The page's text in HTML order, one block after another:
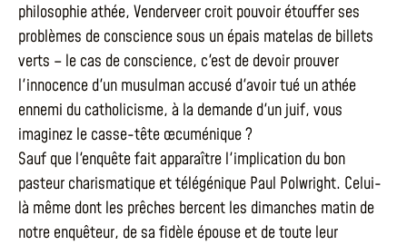
philosophie athée, Venderveer croit pouvoir étouffer ses
problèmes de conscience sous un épais matelas de billets
verts – le cas de conscience, c'est de devoir prouver
l'innocence d'un musulman accusé d'avoir tué un athée
ennemi du catholicisme, à la demande d'un juif, vous
imaginez le casse-tête œcuménique ?
Sauf que l'enquête fait apparaître l'implication du bon
pasteur charismatique et télégénique Paul Polwright. Celui-
là même dont les prêches bercent les dimanches matin de
notre enquêteur, de sa fidèle épouse et de toute leur